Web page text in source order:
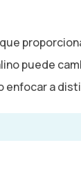
puede
enfocar a